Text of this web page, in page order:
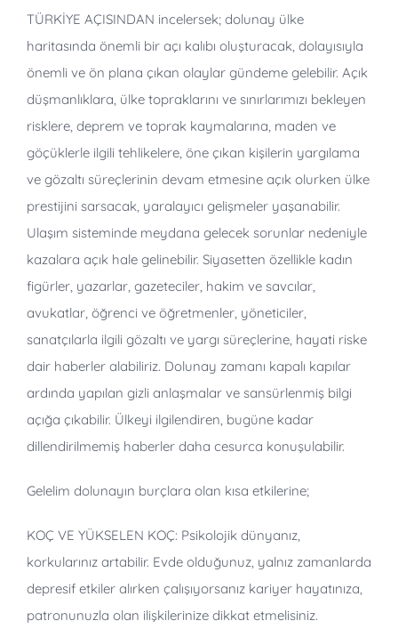
TÜRKİYE AÇISINDAN incelersek; dolunay ülke
haritasında önemli bir açı kalıbı oluşturacak, dolayısıyla
önemli ve ön plana çıkan olaylar gündeme gelebilir. Açık
düşmanlıklara, ülke topraklarını ve sınırlarımızı bekleyen
risklere, deprem ve toprak kaymalarına, maden ve
göçüklerle ilgili tehlikelere, öne çıkan kişilerin yargılama
ve gözaltı süreçlerinin devam etmesine açık olurken ülke
prestijini sarsacak, yaralayıcı gelişmeler yaşanabilir.
Ulaşım sisteminde meydana gelecek sorunlar nedeniyle
kazalara açık hale gelinebilir. Siyasetten özellikle kadın
figürler, yazarlar, gazeteciler, hakim ve savcılar,
avukatlar, öğrenci ve öğretmenler, yöneticiler,
sanatçılarla ilgili gözaltı ve yargı süreçlerine, hayati riske
dair haberler alabiliriz. Dolunay zamanı kapalı kapılar
ardında yapılan gizli anlaşmalar ve sansürlenmiş bilgi
açığa çıkabilir. Ülkeyi ilgilendiren, bugüne kadar
dillendirilmemiş haberler daha cesurca konuşulabilir.
Gelelim dolunayın burçlara olan kısa etkilerine;
KOÇ VE YÜKSELEN KOÇ: Psikolojik dünyanız,
korkularınız artabilir. Evde olduğunuz, yalnız zamanlarda
depresif etkiler alırken çalışıyorsanız kariyer hayatınıza,
patronunuzla olan ilişkilerinize dikkat etmelisiniz.